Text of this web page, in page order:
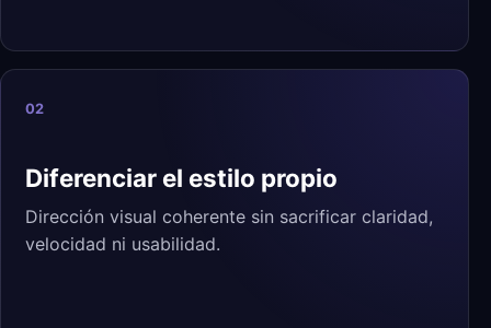
02
Diferenciar el estilo propio
Dirección visual coherente sin sacrificar claridad,
velocidad ni usabilidad.